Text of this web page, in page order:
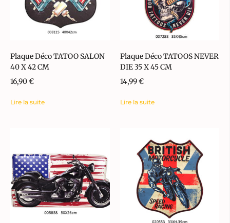
Plaque Déco TATOO SALON
40 X 42 CM
16,90€
Lire la suite
Plaque Déco TATOOS NEVER
DIE 35 X 45 CM
14,99€
Lire la suite